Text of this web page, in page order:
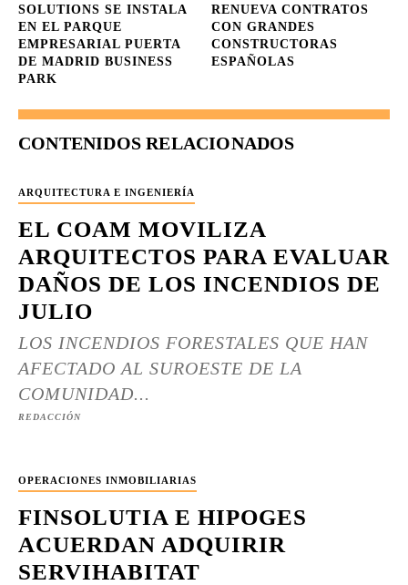
SOLUTIONS SE INSTALA
EN EL PARQUE
EMPRESARIAL PUERTA
DE MADRID BUSINESS
PARK
RENUEVA CONTRATOS
CON GRANDES
CONSTRUCTORAS
ESPAÑOLAS
CONTENIDOS RELACIONADOS
ARQUITECTURA E INGENIERÍA
EL COAM MOVILIZA
ARQUITECTOS PARA EVALUAR
DAÑOS DE LOS INCENDIOS DE
JULIO
LOS INCENDIOS FORESTALES QUE HAN
AFECTADO AL SUROESTE DE LA
COMUNIDAD...
REDACCIÓN
OPERACIONES INMOBILIARIAS
FINSOLUTIA E HIPOGES
ACUERDAN ADQUIRIR
SERVIHABITAT